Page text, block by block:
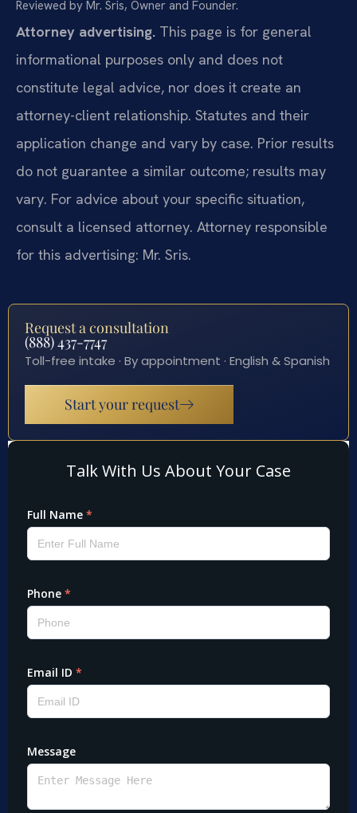
Reviewed by Mr. Sris, Owner and Founder.
Attorney advertising. This page is for general
informational purposes only and does not
constitute legal advice, nor does it create an
attorney-client relationship. Statutes and their
application change and vary by case. Prior results
do not guarantee a similar outcome; results may
vary. For advice about your specific situation,
consult a licensed attorney. Attorney responsible
for this advertising: Mr. Sris.
Request a consultation
(888) 437-7747
Toll-free intake · By appointment · English & Spanish
Start your request